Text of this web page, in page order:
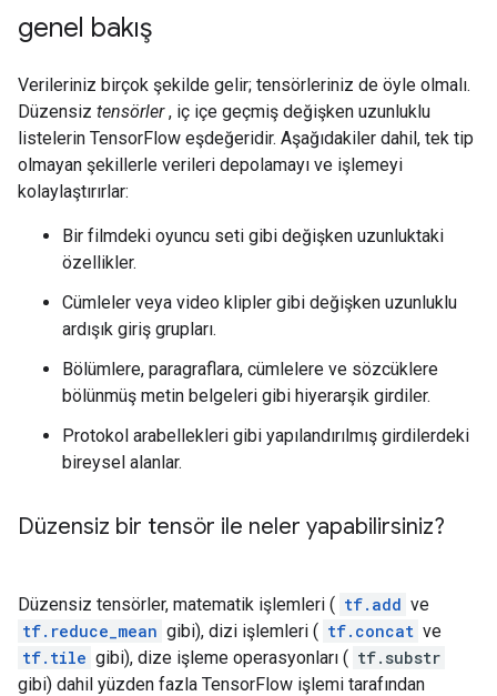
genel bakış
Verileriniz birçok şekilde gelir; tensörleriniz de öyle olmalı.
Düzensiz tensörler, iç içe geçmiş değişken uzunluklu
listelerin TensorFlow eşdeğeridir. Aşağıdakiler dahil, tek tip
olmayan şekillerle verileri depolamayı ve işlemeyi
kolaylaştırırlar:
Bir filmdeki oyuncu seti gibi değişken uzunluktaki
özellikler.
Cümleler veya video klipler gibi değişken uzunluklu
ardışık giriş grupları.
Bölümlere, paragraflara, cümlelere ve sözcüklere
bölünmüş metin belgeleri gibi hiyerarşik girdiler.
Protokol arabellekleri gibi yapılandırılmış girdilerdeki
bireysel alanlar.
Düzensiz bir tensör ile neler yapabilirsiniz?
Düzensiz tensörler, matematik işlemleri ( tf.add ve
tf.reduce_mean gibi), dizi işlemleri ( tf.concat ve
tf.tile gibi), dize işleme operasyonları ( tf.substr
gibi) dahil yüzden fazla TensorFlow işlemi tarafından